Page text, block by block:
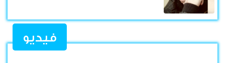
فيديو